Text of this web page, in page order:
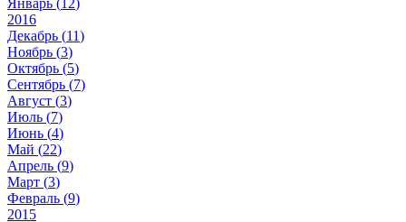
Январь (12)
2016
Декабрь (11)
Ноябрь (3)
Октябрь (5)
Сентябрь (7)
Август (3)
Июль (7)
Июнь (4)
Май (22)
Апрель (9)
Март (3)
Февраль (9)
2015